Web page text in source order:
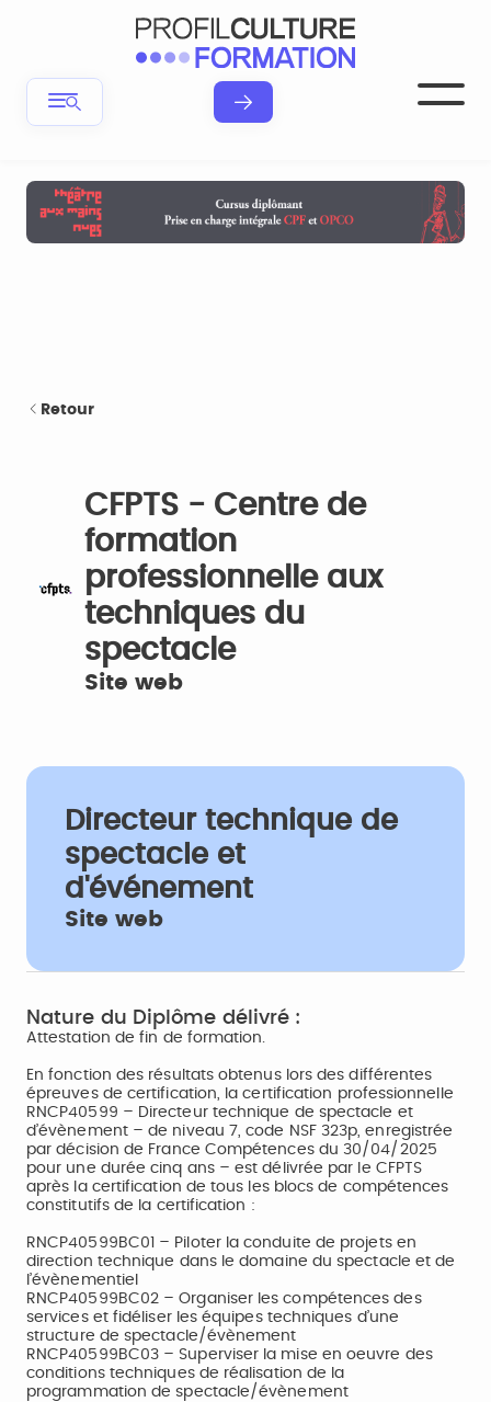
Retour
CFPTS - Centre de
formation
professionnelle aux
techniques du
spectacle
Site web
Directeur technique de
spectacle et
d'événement
Site web
Nature du Diplôme délivré :
Attestation de fin de formation.
En fonction des résultats obtenus lors des différentes
épreuves de certification, la certification professionnelle
RNCP40599 – Directeur technique de spectacle et
d’évènement – de niveau 7, code NSF 323p, enregistrée
par décision de France Compétences du 30/04/2025
pour une durée cinq ans – est délivrée par le CFPTS
après la certification de tous les blocs de compétences
constitutifs de la certification :
RNCP40599BC01 – Piloter la conduite de projets en
direction technique dans le domaine du spectacle et de
l’évènementiel
RNCP40599BC02 – Organiser les compétences des
services et fidéliser les équipes techniques d’une
structure de spectacle/évènement
RNCP40599BC03 – Superviser la mise en oeuvre des
conditions techniques de réalisation de la
programmation de spectacle/évènement